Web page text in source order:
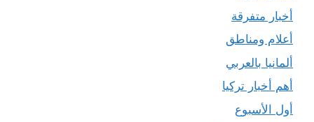
أخبار متفرقة
أعلام ومناطق
ألمانيا بالعربي
أهم أخبار تركيا
أول الأسبوع